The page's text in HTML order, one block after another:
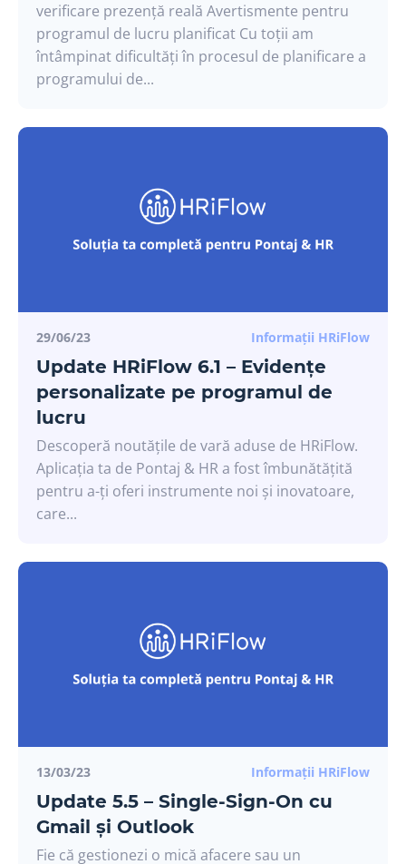
verificare prezență reală Avertismente pentru
programul de lucru planificat Cu toții am
întâmpinat dificultăți în procesul de planificare a
programului de...
29/06/23 Informații HRiFlow
Update HRiFlow 6.1 – Evidențe
personalizate pe programul de
lucru
Descoperă noutățile de vară aduse de HRiFlow.
Aplicația ta de Pontaj & HR a fost îmbunătățită
pentru a-ți oferi instrumente noi și inovatoare,
care...
13/03/23 Informații HRiFlow
Update 5.5 – Single-Sign-On cu
Gmail și Outlook
Fie că gestionezi o mică afacere sau un